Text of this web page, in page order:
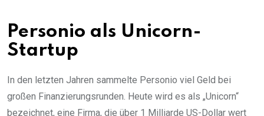
Personio als Unicorn-
Startup
In den letzten Jahren sammelte Personio viel Geld bei
großen Finanzierungsrunden. Heute wird es als „Unicorn“
bezeichnet, eine Firma, die über 1 Milliarde US-Dollar wert